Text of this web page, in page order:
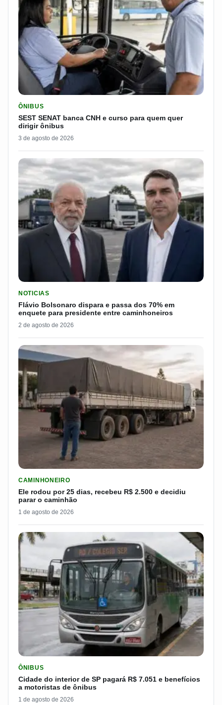
ÔNIBUS
SEST SENAT banca CNH e curso para quem quer
dirigir ônibus
3 de agosto de 2026
NOTICIAS
Flávio Bolsonaro dispara e passa dos 70% em
enquete para presidente entre caminhoneiros
2 de agosto de 2026
CAMINHONEIRO
Ele rodou por 25 dias, recebeu R$ 2.500 e decidiu
parar o caminhão
1 de agosto de 2026
ÔNIBUS
Cidade do interior de SP pagará R$ 7.051 e benefícios
a motoristas de ônibus
1 de agosto de 2026